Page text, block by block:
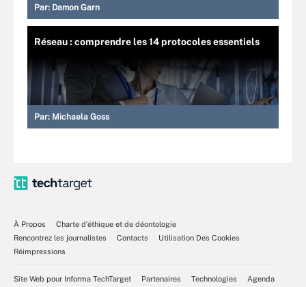
Par: Damon Garn
Réseau : comprendre les 14 protocoles essentiels
Par: Michaela Goss
À Propos
Charte d’éthique et de déontologie
Rencontrez les journalistes
Contacts
Utilisation Des Cookies
Réimpressions
Site Web pour Informa TechTarget Partenaires Technologies
Agenda